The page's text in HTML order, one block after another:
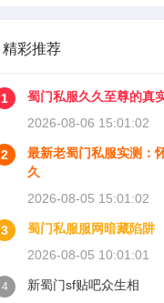
精彩推荐
1
蜀门私服久久至尊的真
2026-08-06 15:01:02
2
最新老蜀门私服实测：
久
2026-08-05 15:01:02
3
蜀门私服服网暗藏陷阱
2026-08-05 10:01:01
4
新蜀门sf贴吧众生相